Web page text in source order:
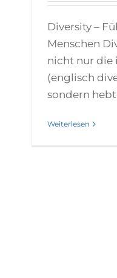
Diversity –
Menschen
nicht nur die
(englisch
sondern
Weiterlesen